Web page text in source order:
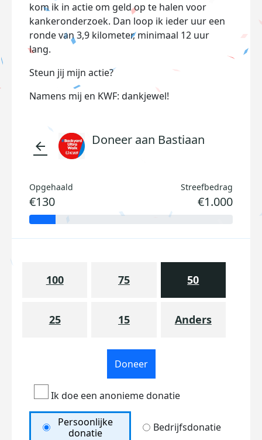
kom ik in actie om geld op te halen voor
kankeronderzoek. Dan loop ik ieder uur een
ronde van 3,9 kilometer, minimaal 12 uur
lang.
Steun jij mijn actie?
Namens mij en KWF: dankjewel!
arrow_back Doneer aan Bastiaan
Opgehaald
€130
Streefbedrag
€1.000
100 75 50
25 15 Anders
Doneer
Ik doe een anonieme donatie
Persoonlijke
donatie
Bedrijfsdonatie